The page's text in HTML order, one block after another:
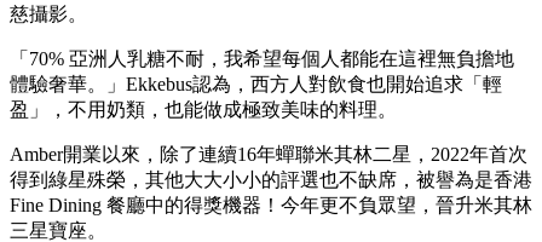
慈攝影。
「70% 亞洲人乳糖不耐，我希望每個人都能在這裡無負擔地
體驗奢華。」Ekkebus認為，西方人對飲食也開始追求「輕
盈」，不用奶類，也能做成極致美味的料理。
Amber開業以來，除了連續16年蟬聯米其林二星，2022年首次
得到綠星殊榮，其他大大小小的評選也不缺席，被譽為是香港
Fine Dining 餐廳中的得獎機器！今年更不負眾望，晉升米其林
三星寶座。